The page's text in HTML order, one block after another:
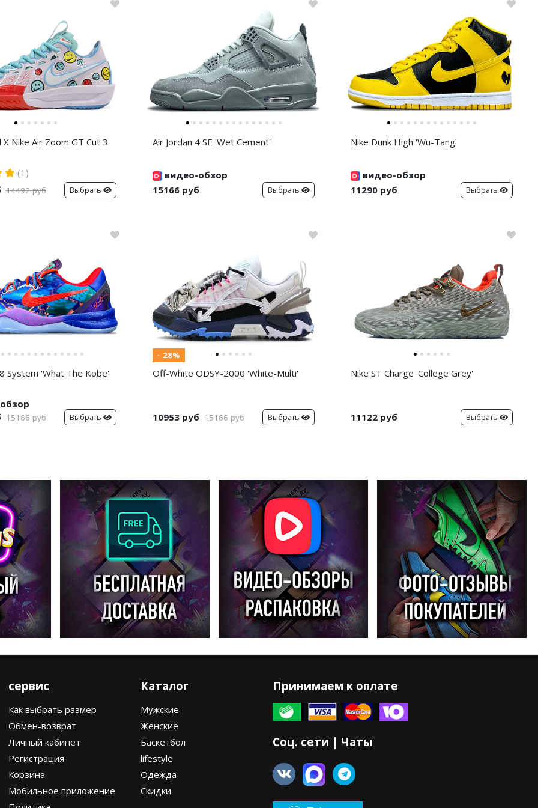
X Nike Air Zoom GT Cut 3
(1)
14492 руб Выбрать
Air Jordan 4 SE 'Wet Cement'
видео-обзор
15166 руб
Выбрать
Nike Dunk High 'Wu-Tang'
видео-обзор
11290 руб
Выбрать
System 'What The Kobe'
15166 руб Выбрать
- 28%
Off-White ODSY-2000 'White-Multi'
10953 руб 15166 руб Выбрать
Nike ST Charge 'College Grey'
11122 руб Выбрать
сервис
Как выбрать размер
Обмен-возврат
Личный кабинет
Регистрация
Корзина
Мобильное приложение
Каталог
Мужские
Женские
Баскетбол
lifestyle
Одежда
Скидки
Принимаем к оплате
Соц. сети | Чаты